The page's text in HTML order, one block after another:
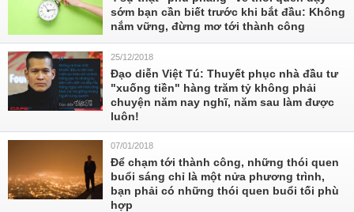
sớm bạn cần biết trước khi bắt đầu: Không
nắm vững, đừng mơ tới thành công
25/12/2018
Đạo diễn Việt Tú: Thuyết phục nhà đầu tư
"xuống tiền" hàng trăm tỷ không phải
chuyện năm nay nghĩ, năm sau làm được
luôn!
07/01/2018
Để chạm tới thành công, những thói quen
buổi sáng chỉ là một nửa phương trình,
bạn phải có những thói quen buổi tối phù
hợp